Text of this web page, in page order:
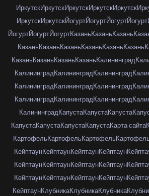
ИркутскИркутскИркутскИркутскИркутск
ИркутскИркутскЙогуртЙогуртЙогуртЙогурт
ЙогуртЙогуртЙогуртКазаньКазаньКазань
КазаньКазаньКазаньКазаньКазаньКазань
КазаньКазаньКазаньКазаньКалининград
КалининградКалининградКалининград
КалининградКалининградКалининград
КалининградКалининградКалининград
КалининградКапустаКапустаКапуста
КапустаКапустаКапустаКапустаКарта сайта
КартофельКартофельКартофель
КейптаунКейптаунКейптаунКейптаун
КейптаунКейптаунКейптаунКейптаун
КейптаунКейптаунКейптаунКейптаун
КейптаунКлубникаКлубникаКлубника